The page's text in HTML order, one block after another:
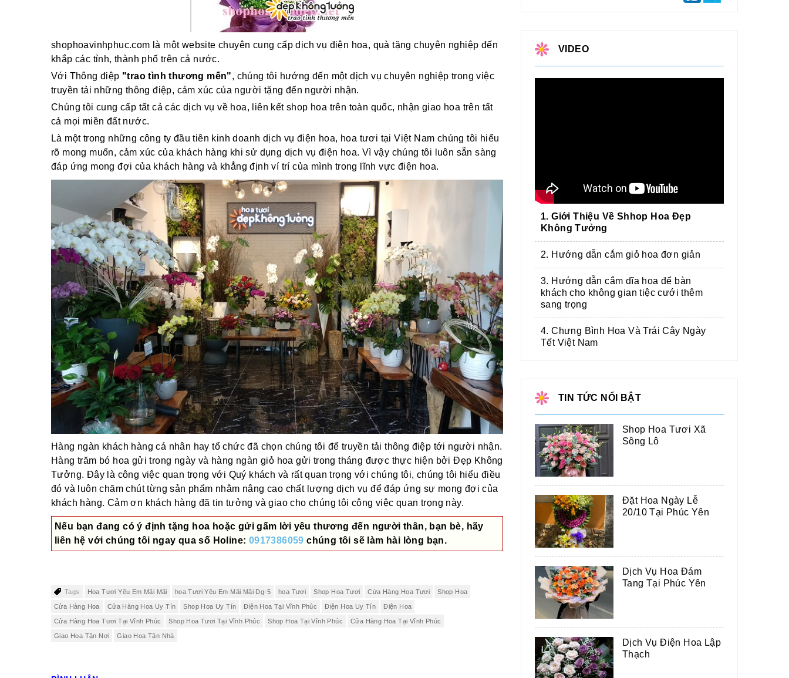
shophoavinhphuc.com là một website chuyên cung cấp dịch vụ điện hoa, quà tặng chuyên nghiệp đến
khắp các tỉnh, thành phố trên cả nước.
Với Thông điệp "trao tình thương mến", chúng tôi hướng đến một dịch vụ chuyên nghiệp trong việc
truyền tải những thông điệp, cảm xúc của người tặng đến người nhận.
Chúng tôi cung cấp tất cả các dịch vụ về hoa, liên kết shop hoa trên toàn quốc, nhận giao hoa trên tất
cả mọi miền đất nước.
Là một trong những công ty đầu tiên kinh doanh dịch vụ điện hoa, hoa tươi tại Việt Nam chúng tôi hiểu
rõ mong muốn, cảm xúc của khách hàng khi sử dụng dịch vụ điện hoa. Vì vậy chúng tôi luôn sẵn sàng
đáp ứng mong đợi của khách hàng và khẳng định ví trí của mình trong lĩnh vực điện hoa.
Hàng ngàn khách hàng cá nhân hay tổ chức đã chọn chúng tôi để truyền tải thông điệp tới người nhận.
Hàng trăm bó hoa gửi trong ngày và hàng ngàn giỏ hoa gửi trong tháng được thực hiện bởi Đẹp Không
Tưởng. Đây là công việc quan trọng với Quý khách và rất quan trọng với chúng tôi, chúng tôi hiểu điều
đó và luôn chăm chút từng sản phẩm nhằm nâng cao chất lượng dịch vụ để đáp ứng sự mong đợi của
khách hàng. Cảm ơn khách hàng đã tin tưởng và giao cho chúng tôi công việc quan trọng này.
Nếu bạn đang có ý định tặng hoa hoặc gửi gấm lời yêu thương đến người thân, bạn bè, hãy
liên hệ với chúng tôi ngay qua số Holine: 0917386059 chúng tôi sẽ làm hài lòng bạn.
Tags Hoa Tươi Yêu Em Mãi Mãi hoa Tươi Yêu Em Mãi Mãi Dg-5 hoa Tươi Shop Hoa Tươi Cửa Hàng Hoa Tươi Shop Hoa
Cửa Hàng Hoa Cửa Hàng Hoa Uy Tín Shop Hoa Uy Tín Điện Hoa Tại Vĩnh Phúc Điện Hoa Uy Tín Điện Hoa
Cửa Hàng Hoa Tươi Tại Vĩnh Phúc Shop Hoa Tươi Tại Vĩnh Phúc Shop Hoa Tại Vĩnh Phúc Cửa Hàng Hoa Tại Vĩnh Phúc
Giao Hoa Tận Nơi Giao Hoa Tận Nhà
VIDEO
1. Giới Thiệu Về Shhop Hoa Đẹp
Không Tưởng
2. Hướng dẫn cắm giỏ hoa đơn giản
3. Hướng dẫn cắm dĩa hoa để bàn
khách cho không gian tiệc cưới thêm
sang trọng
4. Chưng Bình Hoa Và Trái Cây Ngày
Tết Việt Nam
TIN TỨC NỔI BẬT
Shop Hoa Tươi Xã
Sông Lô
Đặt Hoa Ngày Lễ
20/10 Tại Phúc Yên
Dịch Vụ Hoa Đám
Tang Tại Phúc Yên
Dịch Vụ Điện Hoa Lập
Thạch